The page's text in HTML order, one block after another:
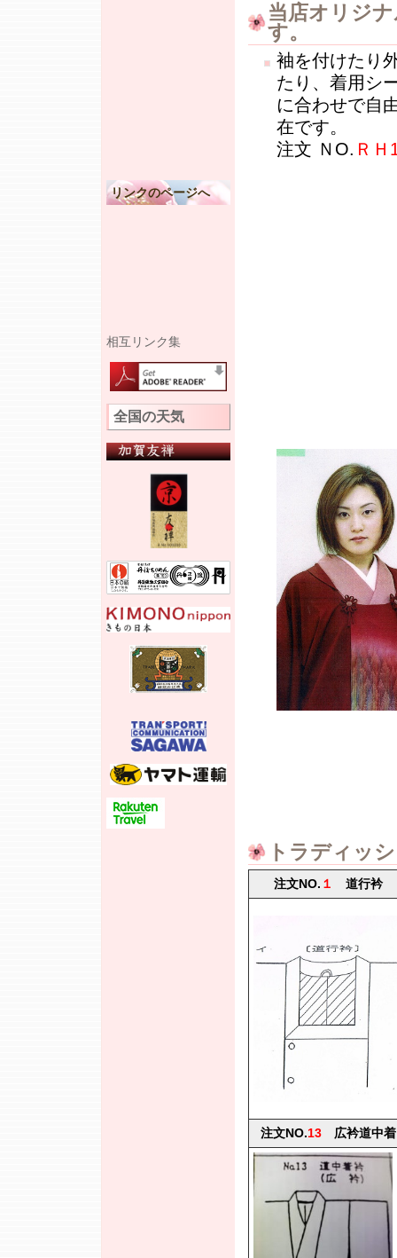
当店オリジ
す。
袖を付けたり
たり、着用シ
に合わせで自
在です。
注文 ＮO. ＲＨ
トラディッ
注文NO. １ 道行衿
注文NO.13広衿道中着
リンクのページへ
相互リンク集
全国の天気